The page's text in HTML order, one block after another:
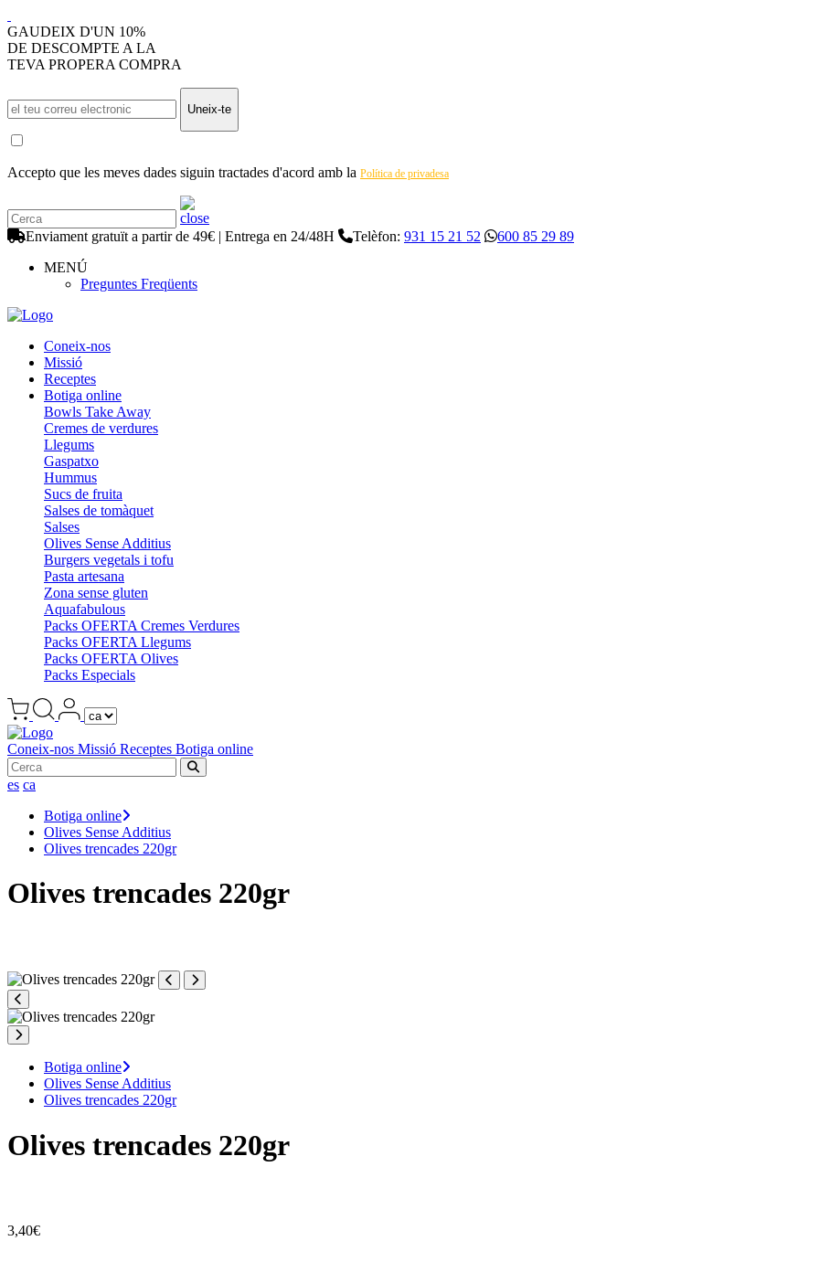
GAUDEIX D'UN 10%
DE DESCOMPTE A LA
TEVA PROPERA COMPRA
Uneix-te
Accepto que les meves dades siguin tractades d'acord amb la Política de privadesa
Enviament gratuït a partir de 49€ | Entrega en 24/48H Telèfon: 931 15 21 52
600 85 29 89
MENÚ
Preguntes Freqüents
Coneix-nos
Missió
Receptes
Botiga online
Bowls Take Away
Cremes de verdures
Llegums
Gaspatxo
Hummus
Sucs de fruita
Salses de tomàquet
Salses
Olives Sense Additius
Burgers vegetals i tofu
Pasta artesana
Zona sense gluten
Aquafabulous
Packs OFERTA Cremes Verdures
Packs OFERTA Llegums
Packs OFERTA Olives
Packs Especials
Coneix-nos Missió Receptes Botiga online
es ca
Botiga online
Olives Sense Additius
Olives trencades 220gr
Olives trencades 220gr
Botiga online
Olives Sense Additius
Olives trencades 220gr
Olives trencades 220gr
3,40€